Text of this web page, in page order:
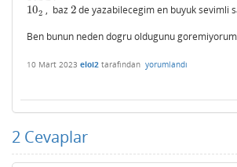
102
102 , baz2
2de yazabilecegim en buyuk sevimli
Ben bunun neden dogru oldugunu
10 Mart 2023 eloi2 tarafından yorumlandı
2 Cevaplar